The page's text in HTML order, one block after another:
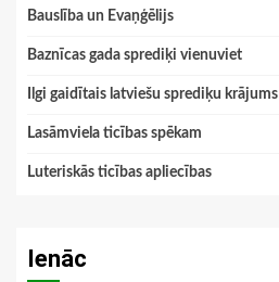
Bauslība un Evaņģēlijs
Baznīcas gada sprediķi vienuviet
Ilgi gaidītais latviešu sprediķu krājums
Lasāmviela ticības spēkam
Luteriskās ticības apliecības
Ienāc